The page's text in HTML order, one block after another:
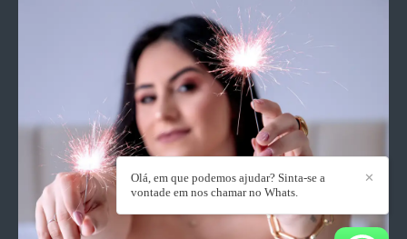
✕
Olá, em que podemos ajudar? Sinta-se a
vontade em nos chamar no Whats.